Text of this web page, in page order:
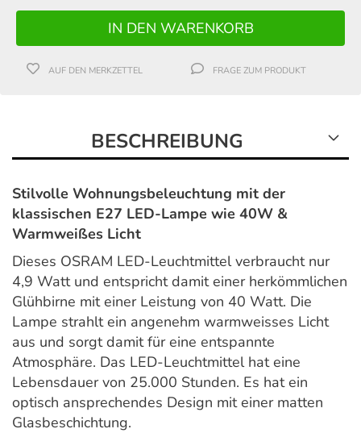
AUF DEN MERKZETTEL FRAGE ZUM PRODUKT
BESCHREIBUNG
Stilvolle Wohnungsbeleuchtung mit der
klassischen E27 LED-Lampe wie 40W &
Warmweißes Licht
Dieses OSRAM LED-Leuchtmittel verbraucht nur
4,9 Watt und entspricht damit einer herkömmlichen
Glühbirne mit einer Leistung von 40 Watt. Die
Lampe strahlt ein angenehm warmweisses Licht
aus und sorgt damit für eine entspannte
Atmosphäre. Das LED-Leuchtmittel hat eine
Lebensdauer von 25.000 Stunden. Es hat ein
optisch ansprechendes Design mit einer matten
Glasbeschichtung.